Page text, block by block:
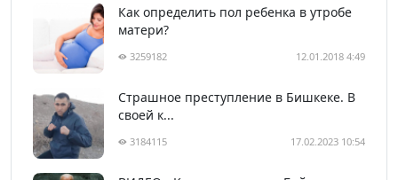
Как определить пол ребенка в утробе
матери?
3259182 12.01.2018 4:49
Страшное преступление в Бишкеке. В
своей к...
3184115 17.02.2023 10:54